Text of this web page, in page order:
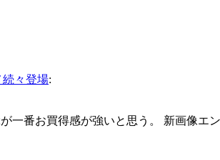
続々登場:
番お買得感が強いと思う。 新画像エ